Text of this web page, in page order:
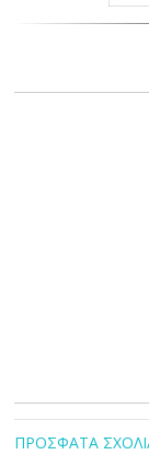
ΠΡΟΣΦΑΤΑ